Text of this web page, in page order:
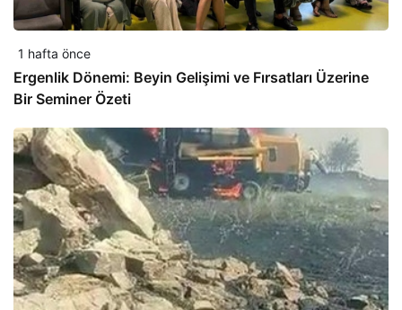
1 hafta önce
Ergenlik Dönemi: Beyin Gelişimi ve Fırsatları Üzerine
Bir Seminer Özeti